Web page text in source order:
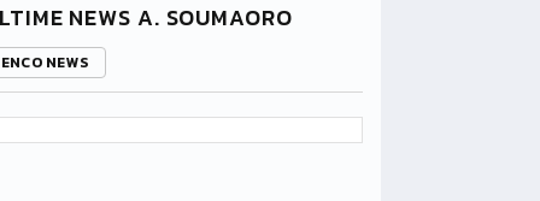
NEWS A. SOUMAORO
NEWS